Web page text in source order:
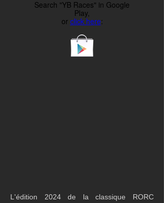
L'édition 2024 de la classique RORC